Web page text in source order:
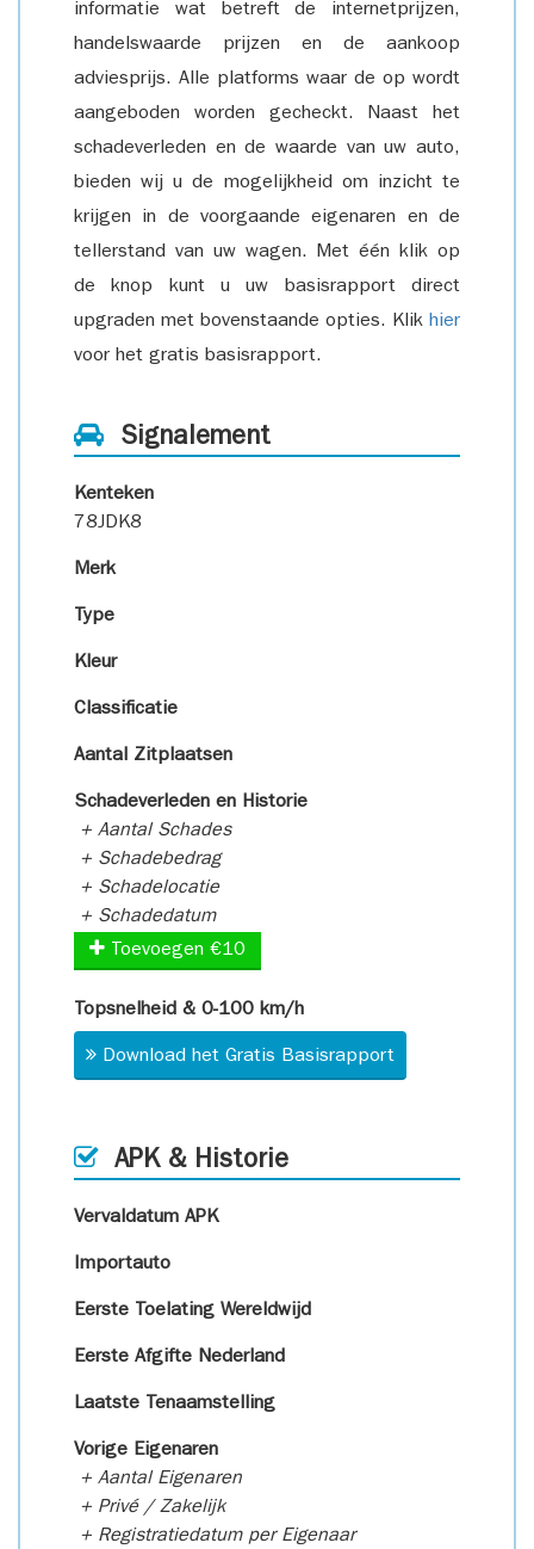
informatie wat betreft de internetprijzen,
handelswaarde prijzen en de aankoop
adviesprijs. Alle platforms waar de op wordt
aangeboden worden gecheckt. Naast het
schadeverleden en de waarde van uw auto,
bieden wij u de mogelijkheid om inzicht te
krijgen in de voorgaande eigenaren en de
tellerstand van uw wagen. Met één klik op
de knop kunt u uw basisrapport direct
upgraden met bovenstaande opties. Klik hier
voor het gratis basisrapport.
Signalement
Kenteken
78JDK8
Merk
Type
Kleur
Classificatie
Aantal Zitplaatsen
Schadeverleden en Historie
+ Aantal Schades
+ Schadebedrag
+ Schadelocatie
+ Schadedatum
Toevoegen €10
Topsnelheid & 0-100 km/h
Download het Gratis Basisrapport
APK & Historie
Vervaldatum APK
Importauto
Eerste Toelating Wereldwijd
Eerste Afgifte Nederland
Laatste Tenaamstelling
Vorige Eigenaren
+ Aantal Eigenaren
+ Privé / Zakelijk
+ Registratiedatum per Eigenaar